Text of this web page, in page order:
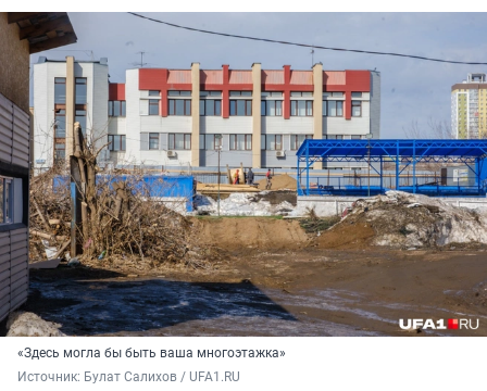
«Здесь могла бы быть ваша многоэтажка»
Источник: Булат Салихов / UFA1.RU